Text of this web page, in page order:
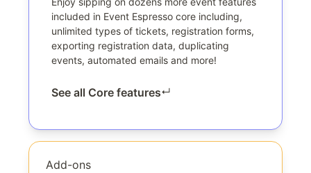
included in Event Espresso core including,
unlimited types of tickets, registration forms,
exporting registration data, duplicating
events, automated emails and more!
See all Core features↵
Add-ons